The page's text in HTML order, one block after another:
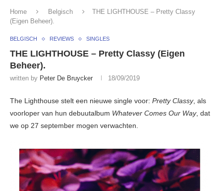
Home Belgisch
THE LIGHTHOUSE – Pretty Classy
(Eigen Beheer).
BELGISCH REVIEWS SINGLES
THE LIGHTHOUSE – Pretty Classy (Eigen
Beheer).
written by Peter De Bruycker 18/09/2019
The Lighthouse stelt een nieuwe single voor: Pretty Classy, als
voorloper van hun debuutalbum Whatever Comes Our Way, dat
we op 27 september mogen verwachten.